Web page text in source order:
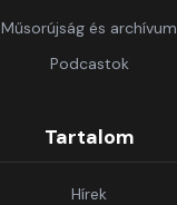
Műsorújság és archívum
Podcastok
Tartalom
Hírek